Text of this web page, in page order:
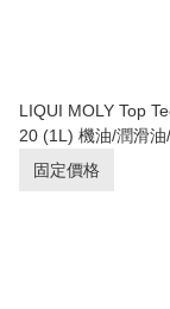
LIQUI MOLY Top
20 (1L) 機油/潤滑油/
行貨】
固定價格